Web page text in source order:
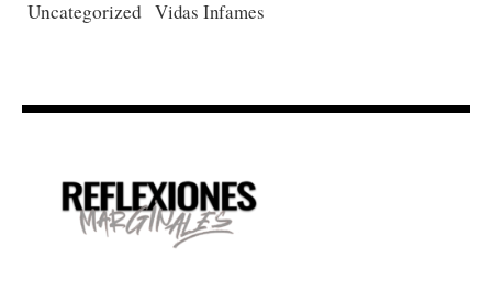
Uncategorized Vidas Infames